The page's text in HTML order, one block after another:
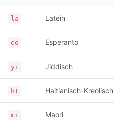
la Latein
eo Esperanto
yi Jiddisch
ht Haitianisch-Kreolisch
mi Maori